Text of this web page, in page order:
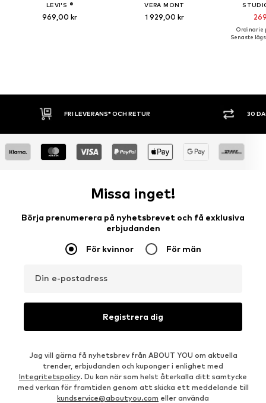
LEVI'S ®
969,00 kr
VERA MONT
1 929,00 kr
Ordinarie
Senaste
FRI LEVERANS* OCH RETUR 30
Missa inget!
Börja prenumerera på nyhetsbrevet och få exklusiva
erbjudanden
För kvinnor För män
Din e-postadress
Registrera dig
Jag vill gärna få nyhetsbrev från ABOUT YOU om aktuella
trender, erbjudanden och kuponger i enlighet med
Integritetspolicy. Du kan när som helst återkalla ditt samtycke
med verkan för framtiden genom att skicka ett meddelande till
kundservice@aboutyou.com eller använda